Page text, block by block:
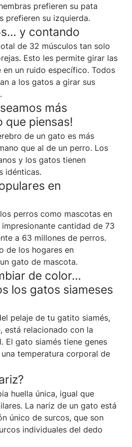
prefieren su pata
prefieren su izquierda.
y contando
de 32 músculos tan solo
Esto les permite girar las
en un ruido específico. Todos
a los gatos a girar sus
más
que piensas!
de un gato es más
que al de un perro. Los
y los gatos tienen
idénticas.
en
perros como mascotas en
cantidad de 73
a 63 millones de perros.
de los hogares en
gato de mascota.
de color…
los gatos siameses
pelaje de tu gatito siamés,
está relacionado con la
El gato siamés tiene genes
temperatura corporal de
huella única, igual que
La nariz de un gato está
único de surcos, que son
individuales del dedo